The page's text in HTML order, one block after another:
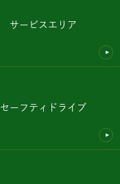
サービスエリア
セーフティドライブ